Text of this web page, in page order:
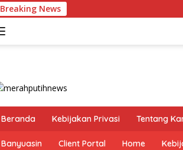
Breaking News
Beranda Kebijakan Privasi Tentang
Banyuasin Client Portal Home